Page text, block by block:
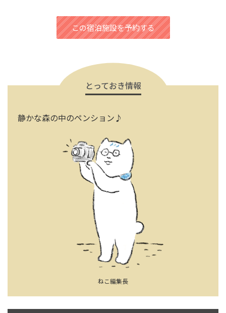
この宿泊施設を予約する
静かな森の中のペンション♪
ねこ編集長
とっておき情報